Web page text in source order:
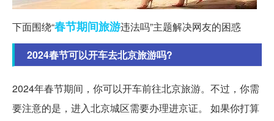
下面围绕“春节期间旅游违法吗”主题解决网友的困惑
2024春节可以开车去北京旅游吗?
2024年春节期间，你可以开车前往北京旅游。不过，你需
要注意的是，进入北京城区需要办理进京证。 如果你打算